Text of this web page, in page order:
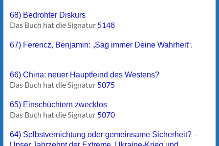
68) Bedrohter Diskurs
Das Buch hat die Signatur 5148
67) Ferencz, Benjamin: „Sag immer Deine Wahrheit“.
66) China: neuer Hauptfeind des Westens?
Das Buch hat die Signatur 5075
65) Einschüchtern zwecklos
Das Buch hat die Signatur 5070
64) Selbstvernichtung oder gemeinsame Sicherheit? –